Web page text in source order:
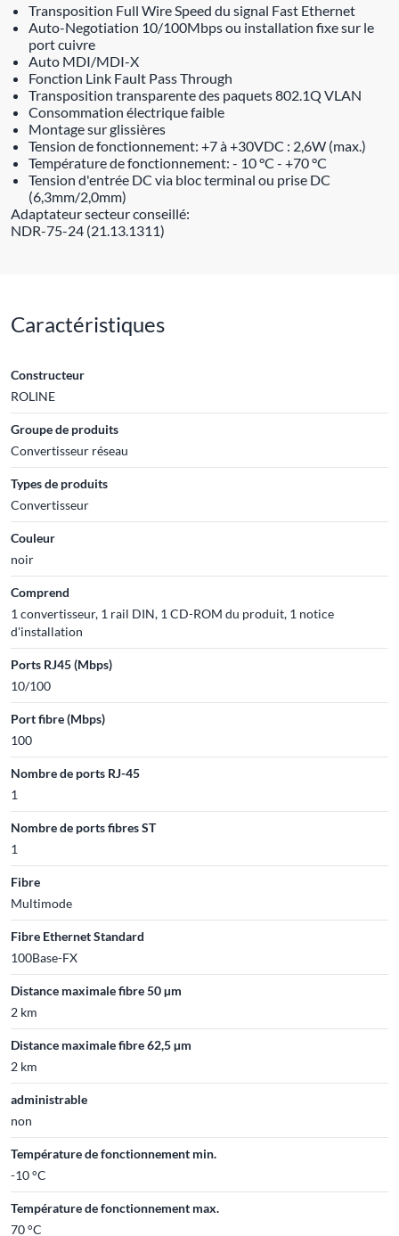
Transposition Full Wire Speed du signal Fast Ethernet
Auto-Negotiation 10/100Mbps ou installation fixe sur le
port cuivre
Auto MDI/MDI-X
Fonction Link Fault Pass Through
Transposition transparente des paquets 802.1Q VLAN
Consommation électrique faible
Montage sur glissières
Tension de fonctionnement: +7 à +30VDC : 2,6W (max.)
Température de fonctionnement: - 10 °C - +70 °C
Tension d'entrée DC via bloc terminal ou prise DC
(6,3mm/2,0mm)
Adaptateur secteur conseillé:
NDR-75-24 (21.13.1311)
Caractéristiques
Constructeur
ROLINE
Groupe de produits
Convertisseur réseau
Types de produits
Convertisseur
Couleur
noir
Comprend
1 convertisseur, 1 rail DIN, 1 CD-ROM du produit, 1 notice
d'installation
Ports RJ45 (Mbps)
10/100
Port fibre (Mbps)
100
Nombre de ports RJ-45
1
Nombre de ports fibres ST
1
Fibre
Multimode
Fibre Ethernet Standard
100Base-FX
Distance maximale fibre 50 µm
2 km
Distance maximale fibre 62,5 µm
2 km
administrable
non
Température de fonctionnement min.
-10 °C
Température de fonctionnement max.
70 °C